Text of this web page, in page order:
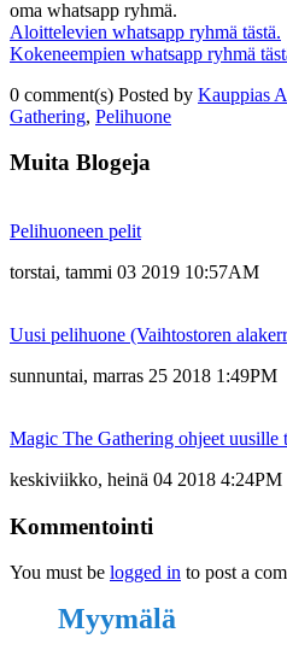
oma whatsapp ryhmä.
Aloittelevien whatsapp ryhmä tästä.
Kokeneempien whatsapp ryhmä
0 comment(s) Posted by Kauppias
Gathering, Pelihuone
Muita Blogeja
Pelihuoneen pelit
torstai, tammi 03 2019 10:57AM
Uusi pelihuone (Vaihtostoren
sunnuntai, marras 25 2018 1:49PM
Magic The Gathering ohjeet uusille
keskiviikko, heinä 04 2018 4:24PM
Kommentointi
You must be logged in to post a
Myymälä